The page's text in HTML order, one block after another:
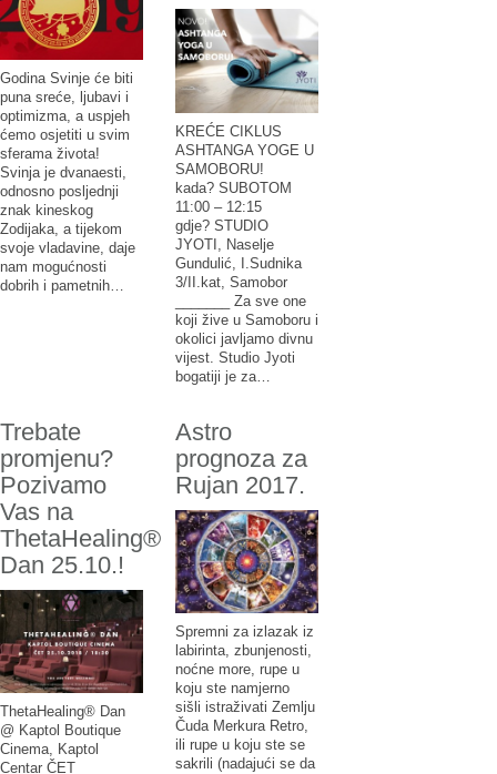
Godina Svinje će biti
puna sreće, ljubavi i
optimizma, a uspjeh
ćemo osjetiti u svim
sferama života!
Svinja je dvanaesti,
odnosno posljednji
znak kineskog
Zodijaka, a tijekom
svoje vladavine, daje
nam mogućnosti
dobrih i pametnih…
KREĆE CIKLUS
ASHTANGA YOGE U
SAMOBORU!
kada? SUBOTOM
11:00 – 12:15
gdje? STUDIO
JYOTI, Naselje
Gundulić, I.Sudnika
3/II.kat, Samobor
_______ Za sve one
koji žive u Samoboru i
okolici javljamo divnu
vijest. Studio Jyoti
bogatiji je za…
Trebate
promjenu?
Pozivamo
Vas na
ThetaHealing®
Dan 25.10.!
ThetaHealing® Dan
@ Kaptol Boutique
Cinema, Kaptol
Centar ČET
Astro
prognoza za
Rujan 2017.
Spremni za izlazak iz
labirinta, zbunjenosti,
noćne more, rupe u
koju ste namjerno
sišli istraživati Zemlju
Čuda Merkura Retro,
ili rupe u koju ste se
sakrili (nadajući se da